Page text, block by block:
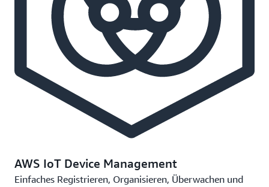
AWS IoT Device Management
Einfaches Registrieren, Organisieren, Überwachen und